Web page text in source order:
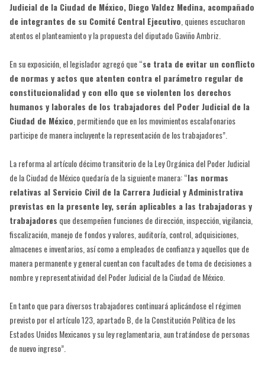
Judicial de la Ciudad de México, Diego Valdez Medina, acompañado
de integrantes de su Comité Central Ejecutivo, quienes escucharon
atentos el planteamiento y la propuesta del diputado Gaviño Ambriz.
En su exposición, el legislador agregó que “se trata de evitar un conflicto
de normas y actos que atenten contra el parámetro regular de
constitucionalidad y con ello que se violenten los derechos
humanos y laborales de los trabajadores del Poder Judicial de la
Ciudad de México, permitiendo que en los movimientos escalafonarios
participe de manera incluyente la representación de los trabajadores”.
La reforma al artículo décimo transitorio de la Ley Orgánica del Poder Judicial
de la Ciudad de México quedaría de la siguiente manera: “las normas
relativas al Servicio Civil de la Carrera Judicial y Administrativa
previstas en la presente ley, serán aplicables a las trabajadoras y
trabajadores que desempeñen funciones de dirección, inspección, vigilancia,
fiscalización, manejo de fondos y valores, auditoría, control, adquisiciones,
almacenes e inventarios, así como a empleados de confianza y aquellos que de
manera permanente y general cuentan con facultades de toma de decisiones a
nombre y representatividad del Poder Judicial de la Ciudad de México.
En tanto que para diversos trabajadores continuará aplicándose el régimen
previsto por el artículo 123, apartado B, de la Constitución Política de los
Estados Unidos Mexicanos y su ley reglamentaria, aun tratándose de personas
de nuevo ingreso”.